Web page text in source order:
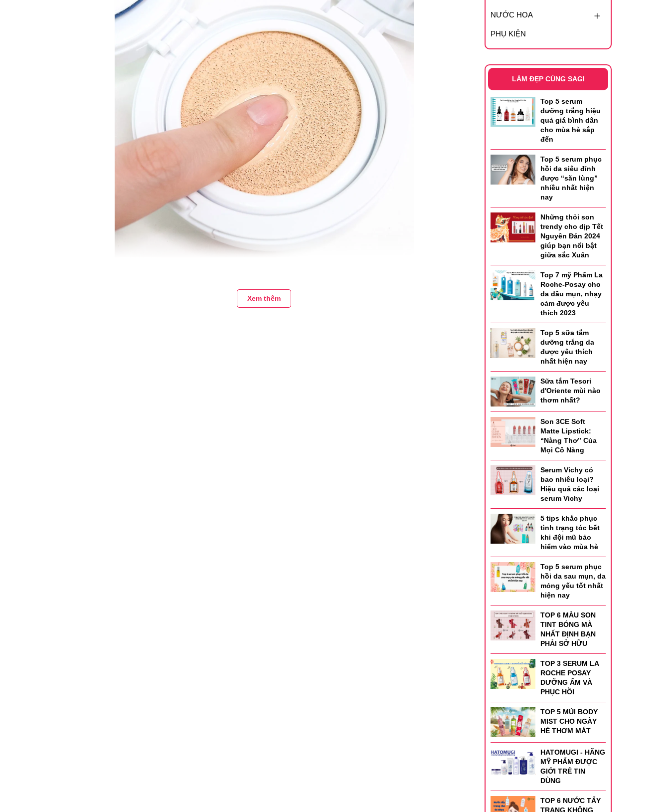
Xem thêm
NƯỚC HOA
PHỤ KIỆN
LÀM ĐẸP CÙNG SAGI
Top 5 serum
dưỡng trắng hiệu
quả giá bình dân
cho mùa hè sắp
đến
Top 5 serum phục
hồi da siêu đỉnh
được “săn lùng”
nhiều nhất hiện
nay
Những thỏi son
trendy cho dịp Tết
Nguyên Đán 2024
giúp bạn nổi bật
giữa sắc Xuân
Top 7 mỹ Phẩm La
Roche-Posay cho
da dầu mụn, nhạy
cảm được yêu
thích 2023
Top 5 sữa tắm
dưỡng trắng da
được yêu thích
nhất hiện nay
Sữa tắm Tesori
d'Oriente mùi nào
thơm nhất?
Son 3CE Soft
Matte Lipstick:
“Nàng Thơ” Của
Mọi Cô Nàng
Serum Vichy có
bao nhiêu loại?
Hiệu quả các loại
serum Vichy
5 tips khắc phục
tình trạng tóc bết
khi đội mũ bảo
hiểm vào mùa hè
Top 5 serum phục
hồi da sau mụn, da
mỏng yếu tốt nhất
hiện nay
TOP 6 MÀU SON
TINT BÓNG MÀ
NHẤT ĐỊNH BẠN
PHẢI SỞ HỮU
TOP 3 SERUM LA
ROCHE POSAY
DƯỠNG ẨM VÀ
PHỤC HỒI
TOP 5 MÙI BODY
MIST CHO NGÀY
HÈ THƠM MÁT
HATOMUGI - HÃNG
MỸ PHẨM ĐƯỢC
GIỚI TRẺ TIN
DÙNG
TOP 6 NƯỚC TẨY
TRANG KHÔNG